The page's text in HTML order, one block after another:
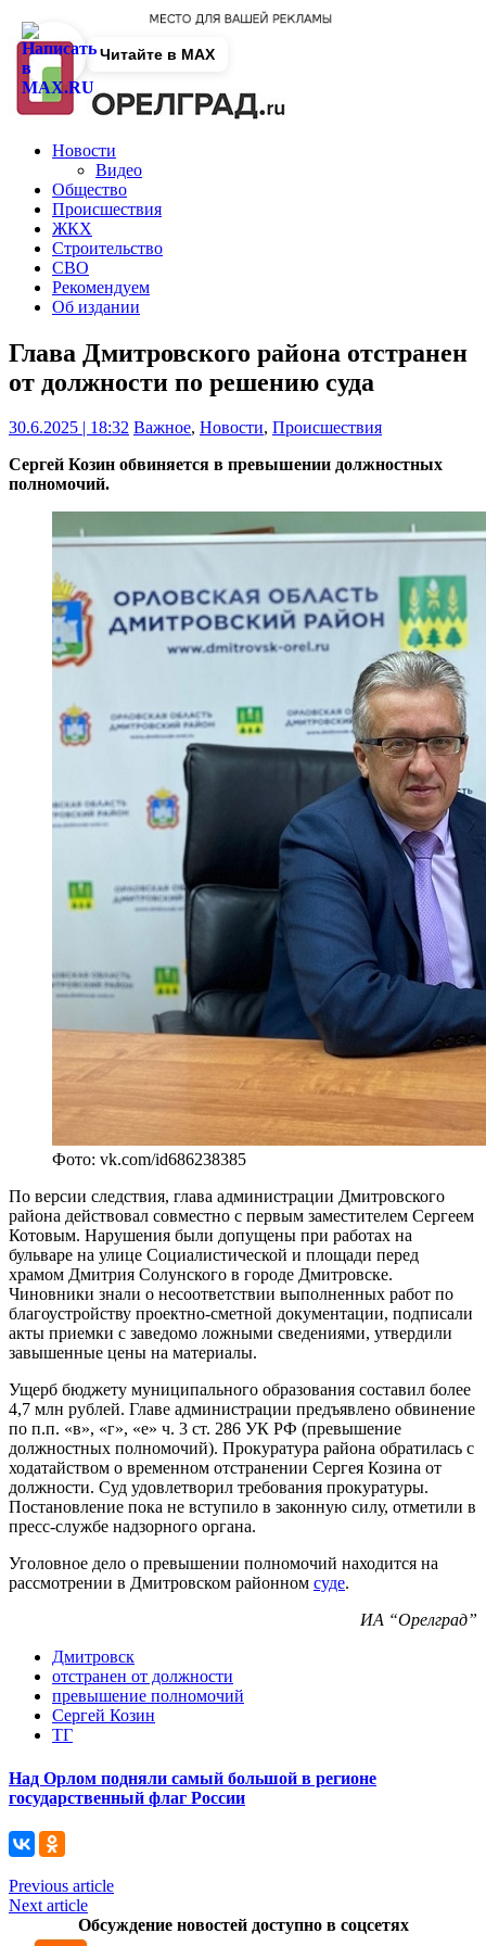
Новости
Видео
Общество
Происшествия
ЖКХ
Строительство
СВО
Рекомендуем
Об издании
Глава Дмитровского района отстранен
от должности по решению суда
30.6.2025 | 18:32 Важное, Новости, Происшествия
Сергей Козин обвиняется в превышении должностных
полномочий.
Фото: vk.com/id686238385
По версии следствия, глава администрации Дмитровского
района действовал совместно с первым заместителем Сергеем
Котовым. Нарушения были допущены при работах на
бульваре на улице Социалистической и площади перед
храмом Дмитрия Солунского в городе Дмитровске.
Чиновники знали о несоответствии выполненных работ по
благоустройству проектно-сметной документации, подписали
акты приемки с заведомо ложными сведениями, утвердили
завышенные цены на материалы.
Ущерб бюджету муниципального образования составил более
4,7 млн рублей. Главе администрации предъявлено обвинение
по п.п. «в», «г», «е» ч. 3 ст. 286 УК РФ (превышение
должностных полномочий). Прокуратура района обратилась с
ходатайством о временном отстранении Сергея Козина от
должности. Суд удовлетворил требования прокуратуры.
Постановление пока не вступило в законную силу, отметили в
пресс-службе надзорного органа.
Уголовное дело о превышении полномочий находится на
рассмотрении в Дмитровском районном суде.
ИА “Орелград”
Дмитровск
отстранен от должности
превышение полномочий
Сергей Козин
ТГ
Над Орлом подняли самый большой в регионе
государственный флаг России
Previous article
Next article
Обсуждение новостей доступно в соцсетях
Читайте в MAX